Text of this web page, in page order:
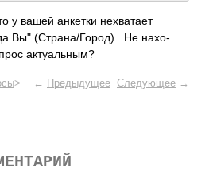
у вашей анкетки нехв­атает
Вы" (Стр­ана/­Город) . Не нахо­
акту­альн­ым?
> ← Предыдущее Следующее →